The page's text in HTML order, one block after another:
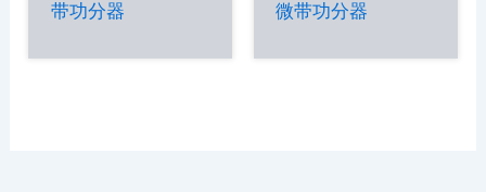
带功分器
微带功分器